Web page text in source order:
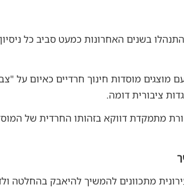
בשנים האחרונות כמעט סביב כל
מוצגים מוסדות חינוך חרדיים כאיום על
ציבורית דומה.
מתמקדת דווקא בזהותו החרדית של
מתכוונים להמשיך להיאבק בהחלטה